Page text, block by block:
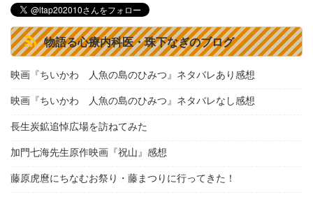
物語る心療内科医・珠下なぎのブログ
映画『ちいかわ 人魚の島のひみつ』ネタバレあり感想
映画『ちいかわ 人魚の島のひみつ』ネタバレなし感想
長生炭鉱追悼広場を訪ねてみた
加門七海先生原作映画『祝山』感想
藤原虎麿にちなむお祭り・藤まつりに行ってきた！